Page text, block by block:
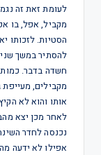
לעומת זאת זה
מקביל, אפל, בו
הסטיות. לזכותו
להסתיר במשך
חשדה בדבר. כמות
מקבילים, מעייפת
אותו והוא לא
לאחר מכן יצא
נכנסה לחדר
אפילו לא ידעה